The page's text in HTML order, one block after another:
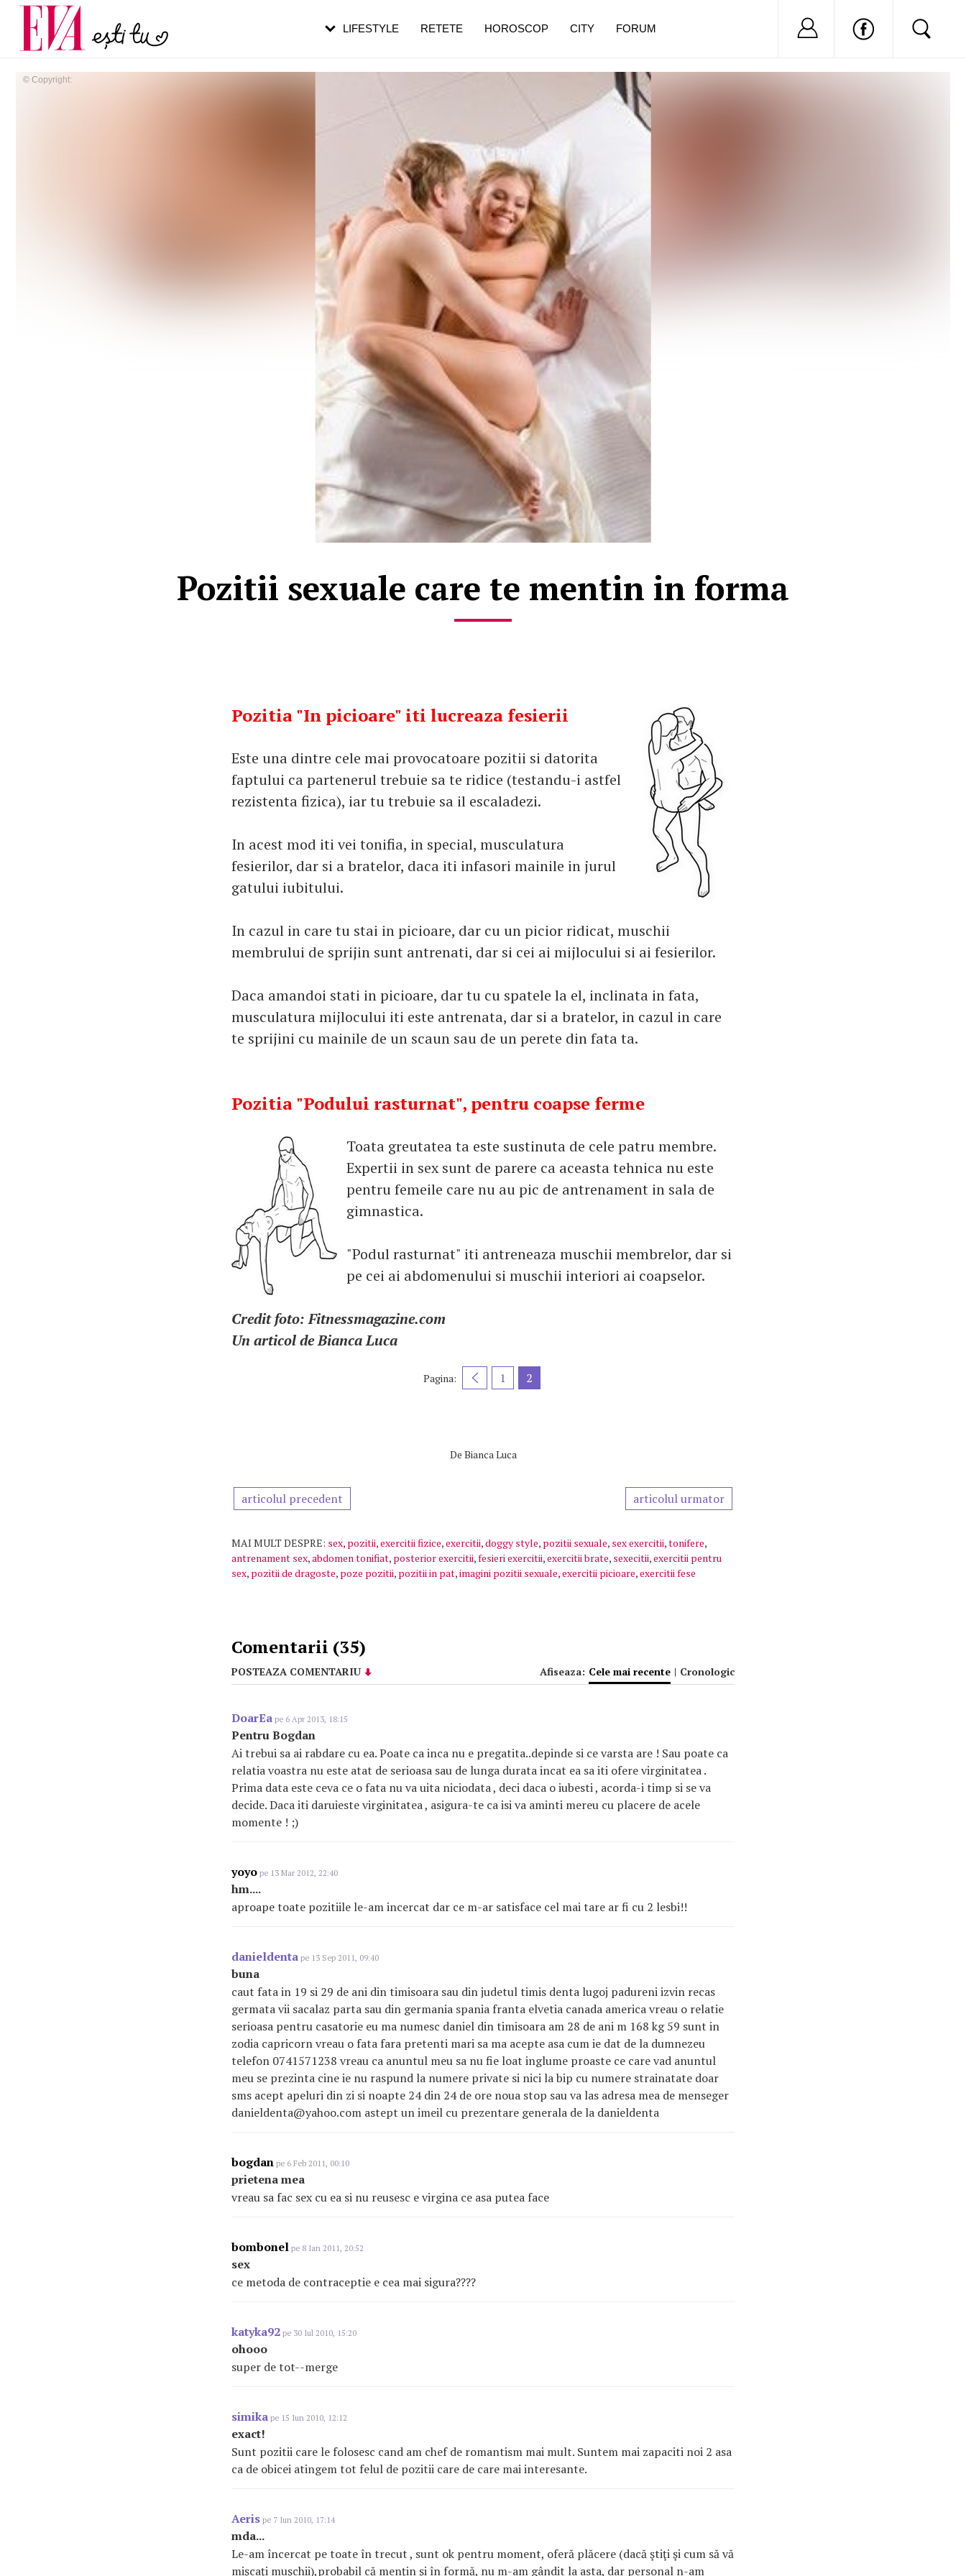
© Copyright:
Pozitii sexuale care te mentin in forma
Pozitia "In picioare" iti lucreaza fesierii
Este una dintre cele mai provocatoare pozitii si datorita
faptului ca partenerul trebuie sa te ridice (testandu-i astfel
rezistenta fizica), iar tu trebuie sa il escaladezi.
In acest mod iti vei tonifia, in special, musculatura
fesierilor, dar si a bratelor, daca iti infasori mainile in jurul
gatului iubitului.
In cazul in care tu stai in picioare, dar cu un picior ridicat, muschii
membrului de sprijin sunt antrenati, dar si cei ai mijlocului si ai fesierilor.
Daca amandoi stati in picioare, dar tu cu spatele la el, inclinata in fata,
musculatura mijlocului iti este antrenata, dar si a bratelor, in cazul in care
te sprijini cu mainile de un scaun sau de un perete din fata ta.
Pozitia "Podului rasturnat", pentru coapse ferme
Toata greutatea ta este sustinuta de cele patru membre.
Expertii in sex sunt de parere ca aceasta tehnica nu este
pentru femeile care nu au pic de antrenament in sala de
gimnastica.
"Podul rasturnat" iti antreneaza muschii membrelor, dar si
pe cei ai abdomenului si muschii interiori ai coapselor.
Credit foto: Fitnessmagazine.com
Un articol de Bianca Luca
Pagina: 1 2
De Bianca Luca
articolul precedent articolul urmator
MAI MULT DESPRE: sex, pozitii,exercitii fizice,exercitii,doggy style, pozitii sexuale, sex exercitii,tonifere,
antrenament sex,abdomen tonifiat, posterior exercitii,fesieri exercitii,exercitii brate, sexecitii,exercitii pentru
sex, pozitii de dragoste, poze pozitii, pozitii in pat,imagini pozitii sexuale,exercitii picioare,exercitii fese
Comentarii (35)
POSTEAZA COMENTARIU Afiseaza: Cele mai recente | Cronologic
DoarEa pe 6 Apr 2013, 18:15
Pentru Bogdan
Ai trebui sa ai rabdare cu ea. Poate ca inca nu e pregatita..depinde si ce varsta are ! Sau poate ca
relatia voastra nu este atat de serioasa sau de lunga durata incat ea sa iti ofere virginitatea .
Prima data este ceva ce o fata nu va uita niciodata , deci daca o iubesti , acorda-i timp si se va
decide. Daca iti daruieste virginitatea , asigura-te ca isi va aminti mereu cu placere de acele
momente ! ;)
yoyo pe 13 Mar 2012, 22:40
hm....
aproape toate pozitiile le-am incercat dar ce m-ar satisface cel mai tare ar fi cu 2 lesbi!!
danieldenta pe 13 Sep 2011, 09:40
buna
caut fata in 19 si 29 de ani din timisoara sau din judetul timis denta lugoj padureni izvin recas
germata vii sacalaz parta sau din germania spania franta elvetia canada america vreau o relatie
serioasa pentru casatorie eu ma numesc daniel din timisoara am 28 de ani m 168 kg 59 sunt in
zodia capricorn vreau o fata fara pretenti mari sa ma acepte asa cum ie dat de la dumnezeu
telefon 0741571238 vreau ca anuntul meu sa nu fie loat inglume proaste ce care vad anuntul
meu se prezinta cine ie nu raspund la numere private si nici la bip cu numere strainatate doar
sms acept apeluri din zi si noapte 24 din 24 de ore noua stop sau va las adresa mea de menseger
danieldenta@yahoo.com astept un imeil cu prezentare generala de la danieldenta
bogdan pe 6 Feb 2011, 00:10
prietena mea
vreau sa fac sex cu ea si nu reusesc e virgina ce asa putea face
bombonel pe 8 Ian 2011, 20:52
sex
ce metoda de contraceptie e cea mai sigura????
katyka92 pe 30 Iul 2010, 15:20
ohooo
super de tot--merge
simika pe 15 Iun 2010, 12:12
exact!
Sunt pozitii care le folosesc cand am chef de romantism mai mult. Suntem mai zapaciti noi 2 asa
ca de obicei atingem tot felul de pozitii care de care mai interesante.
Aeris pe 7 Iun 2010, 17:14
mda...
Le-am încercat pe toate în trecut , sunt ok pentru moment, oferă plăcere (dacă ştiţi şi cum să vă
mişcaţi muşchii),probabil că menţin şi în formă, nu m-am gândit la asta, dar personal n-am
LIFESTYLE RETETE HOROSCOP CITY FORUM Nu ai cont?
Carieră
Actualitate
pe măsură ce înaintezi în vârstă